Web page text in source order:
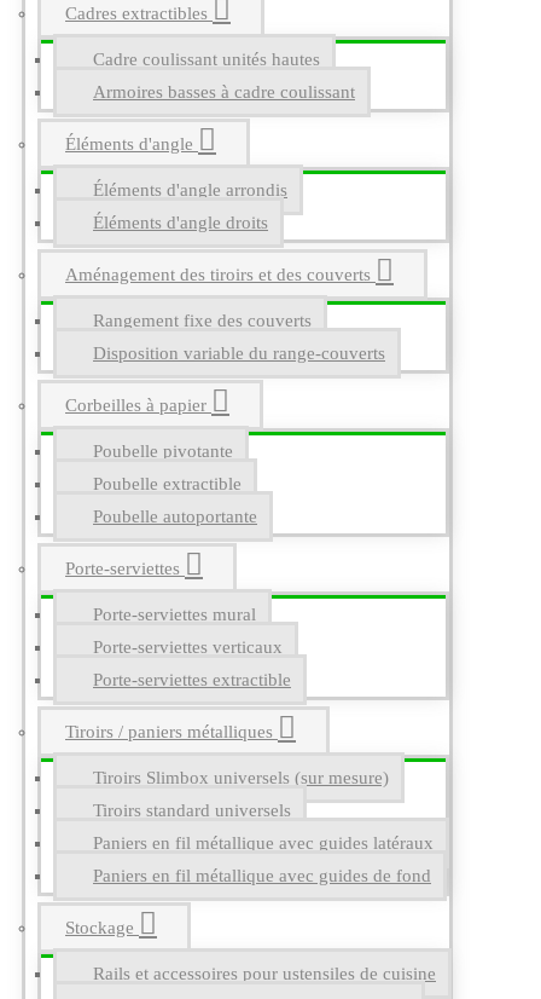
Cadres extractibles
Cadre coulissant unités hautes
Armoires basses à cadre coulissant
Éléments d'angle
Éléments d'angle arrondis
Éléments d'angle droits
Aménagement des tiroirs et des couverts
Rangement fixe des couverts
Disposition variable du range-couverts
Corbeilles à papier
Poubelle pivotante
Poubelle extractible
Poubelle autoportante
Porte-serviettes
Porte-serviettes mural
Porte-serviettes verticaux
Porte-serviettes extractible
Tiroirs / paniers métalliques
Tiroirs Slimbox universels (sur mesure)
Tiroirs standard universels
Paniers en fil métallique avec guides latéraux
Paniers en fil métallique avec guides de fond
Stockage
Rails et accessoires pour ustensiles de cuisine